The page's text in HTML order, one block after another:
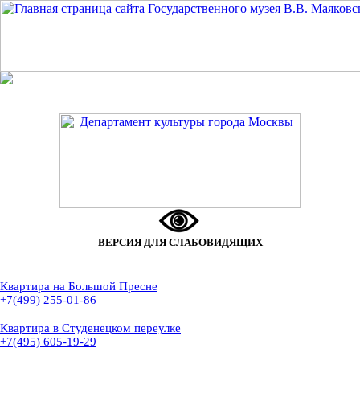
ВЕРСИЯ ДЛЯ СЛАБОВИДЯЩИХ
Квартира на Большой Пресне
+7(499) 255-01-86
Квартира в Студенецком переулке
+7(495) 605-19-29